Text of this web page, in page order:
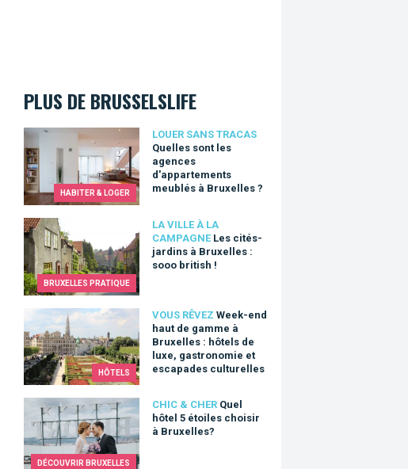
PLUS DE BRUSSELSLIFE
HABITER & LOGER
LOUER SANS TRACAS
Quelles sont les
agences
d'appartements
meublés à Bruxelles ?
Quelles sont les agences d'appartements meublés à Bruxelles ?
BRUXELLES PRATIQUE
LA VILLE À LA
CAMPAGNE Les cités-
jardins à Bruxelles :
sooo british !
Les cités-jardins à Bruxelles : sooo british !
HÔTELS
VOUS RÊVEZ Week-end
haut de gamme à
Bruxelles : hôtels de
luxe, gastronomie et
escapades culturelles
Week-end haut de gamme à Bruxelles : hôtels de luxe, gastronomie
DÉCOUVRIR BRUXELLES
CHIC & CHER Quel
hôtel 5 étoiles choisir
à Bruxelles?
Quel hôtel 5 étoiles choisir à Bruxelles?